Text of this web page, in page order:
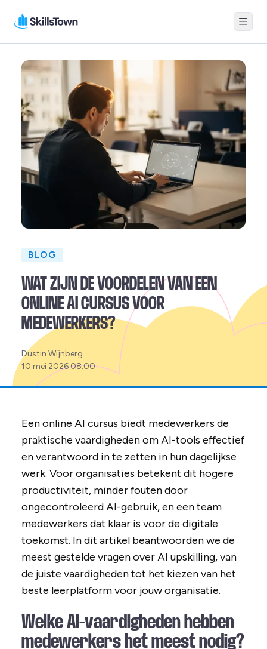
Menu
BLOG
WAT ZIJN DE VOORDELEN VAN EEN
ONLINE AI CURSUS VOOR
MEDEWERKERS?
Posted
by:
Dustin Wijnberg
10 mei 2026 08:00
Een online AI cursus biedt medewerkers de
praktische vaardigheden om AI-tools effectief
en verantwoord in te zetten in hun dagelijkse
werk. Voor organisaties betekent dit hogere
productiviteit, minder fouten door
ongecontroleerd AI-gebruik, en een team
medewerkers dat klaar is voor de digitale
toekomst. In dit artikel beantwoorden we de
meest gestelde vragen over AI upskilling, van
de juiste vaardigheden tot het kiezen van het
beste leerplatform voor jouw organisatie.
Welke AI-vaardigheden hebben
medewerkers het meest nodig?